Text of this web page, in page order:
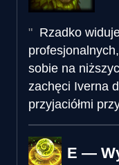
Rzadko
sobie na
zachęci Iverna
przyjaciółmi
E —